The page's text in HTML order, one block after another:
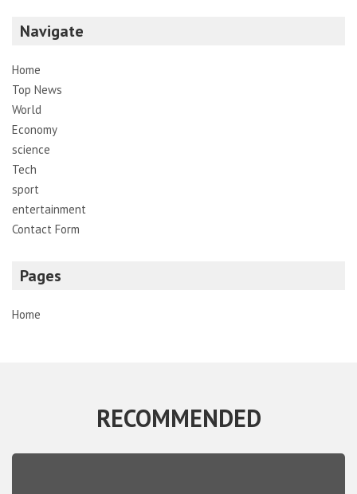
Navigate
Home
Top News
World
Economy
science
Tech
sport
entertainment
Contact Form
Pages
Home
RECOMMENDED